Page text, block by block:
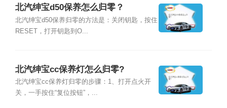
北汽绅宝d50保养怎么归零？
北汽绅宝d50保养归零的方法是：关闭钥匙，按住
RESET，打开钥匙到O...
北汽绅宝cc保养灯怎么归零?
北汽绅宝cc保养灯归零的步骤：1、打开点火开
关，一手按住“复位按钮”，...